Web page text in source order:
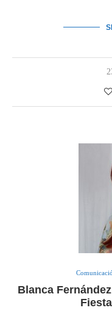
Blanca